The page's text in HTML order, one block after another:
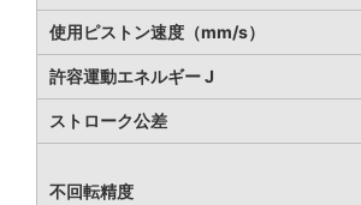
使用ピストン速度（mm/s）
許容運動エネルギー J
ストローク公差
不回転精度